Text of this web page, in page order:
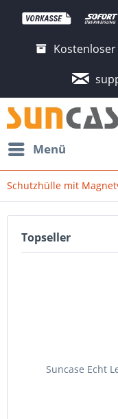
Menü
Schutzhülle mit
Topseller
Suncase Echt